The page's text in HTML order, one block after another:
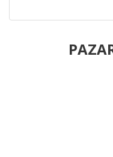
Bu
konularda yetersiz
kullanarak tarafımıza